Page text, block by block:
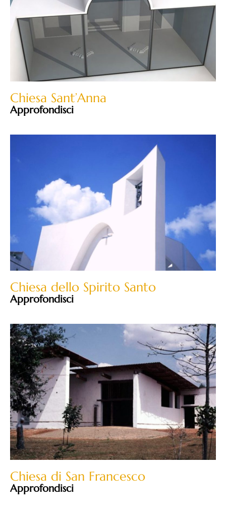
Chiesa Sant’Anna
Approfondisci
Chiesa dello Spirito Santo
Approfondisci
Chiesa di San Francesco
Approfondisci